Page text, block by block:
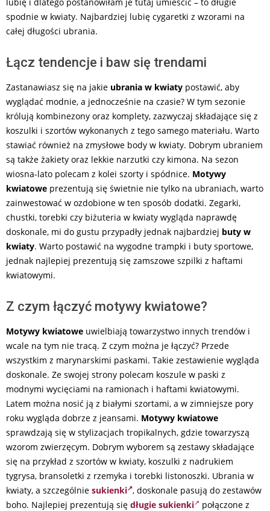
spodnie w kwiaty. Najbardziej lubię cygaretki z wzorami na
całej długości ubrania.
Łącz tendencje i baw się trendami
Zastanawiasz się na jakie ubrania w kwiaty postawić, aby
wyglądać modnie, a jednocześnie na czasie? W tym sezonie
królują kombinezony oraz komplety, zazwyczaj składające się z
koszulki i szortów wykonanych z tego samego materiału. Warto
stawiać również na zmysłowe body w kwiaty. Dobrym ubraniem
są także żakiety oraz lekkie narzutki czy kimona. Na sezon
wiosna-lato polecam z kolei szorty i spódnice. Motywy
kwiatowe prezentują się świetnie nie tylko na ubraniach, warto
zainwestować w ozdobione w ten sposób dodatki. Zegarki,
chustki, torebki czy biżuteria w kwiaty wygląda naprawdę
doskonale, mi do gustu przypadły jednak najbardziej buty w
kwiaty. Warto postawić na wygodne trampki i buty sportowe,
jednak najlepiej prezentują się zamszowe szpilki z haftami
kwiatowymi.
Z czym łączyć motywy kwiatowe?
Motywy kwiatowe uwielbiają towarzystwo innych trendów i
wcale na tym nie tracą. Z czym można je łączyć? Przede
wszystkim z marynarskimi paskami. Takie zestawienie wygląda
doskonale. Ze swojej strony polecam koszule w paski z
modnymi wycięciami na ramionach i haftami kwiatowymi.
Latem można nosić ją z białymi szortami, a w zimniejsze pory
roku wygląda dobrze z jeansami. Motywy kwiatowe
sprawdzają się w stylizacjach tropikalnych, gdzie towarzyszą
wzorom zwierzęcym. Dobrym wyborem są zestawy składające
się na przykład z szortów w kwiaty, koszulki z nadrukiem
tygrysa, bransoletki z rzemyka i torebki listonoszki. Ubrania w
kwiaty, a szczególnie sukienki , doskonale pasują do zestawów
boho. Najlepiej prezentują się długie sukienki
połączone z